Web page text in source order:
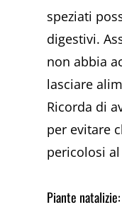
speziati
digestivi.
non abbia
lasciare
Ricorda di
per evitare
pericolosi al
Piante